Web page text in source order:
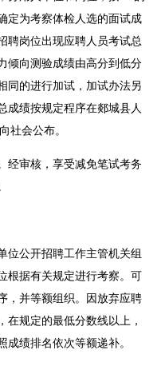
定为考察体检人选的面试成
聘岗位出现应聘人员考试总
倾向测验成绩由高分到低分
同的进行加试，加试办法另
成绩按规定程序在郯城县人
社会公布。
经审核，享受减免笔试考务
位公开招聘工作主管机关组
根据有关规定进行考察。可
，并等额组织。因放弃应聘
在规定的最低分数线以上，
成绩排名依次等额递补。